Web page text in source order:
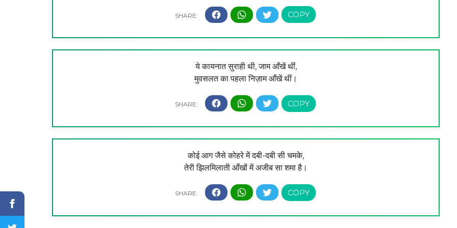
ये कायनात सुराही थी, जाम आँखें थीं,
मुवसलत का पहला निज़ाम आँखें थीं।
कोई आग जैसे कोहरे में दबी-दबी सी चमके,
तेरी झिलमिलाती आँखों में अजीब सा शमा है।